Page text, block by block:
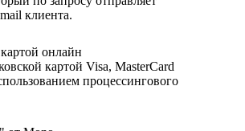
клиента.
онлайн
картой Visa, MasterCard
процессингового